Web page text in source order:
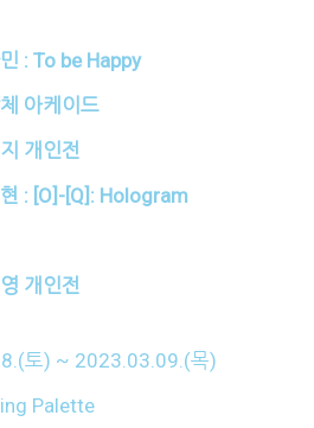
: To be Happy
아케이드
개인전
현 : [O]-[Q]: Hologram
개인전
토) ~ 2023.03.09.(목)
Palette